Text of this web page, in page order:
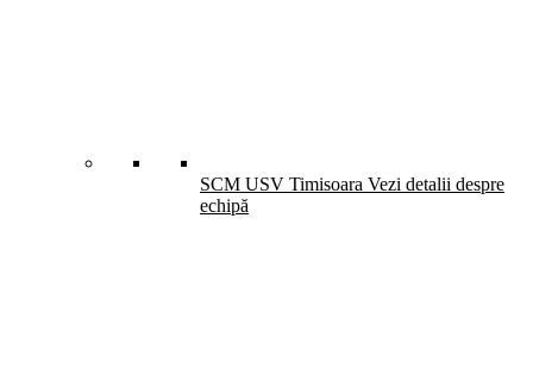
SCM USV Timisoara Vezi detalii despre
echipă